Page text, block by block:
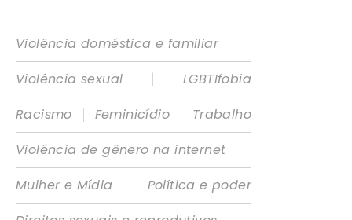
Violência doméstica e familiar
Violência sexual
|
LGBTIfobia
Racismo
| Feminicídio |
Trabalho
Violência de gênero na internet
Mulher e Mídia
|
Política e poder